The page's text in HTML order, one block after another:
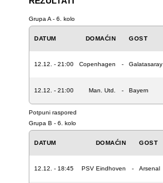
Grupa A - 6. kolo
DATUM DOMAĆIN GOST
12.12. - 21:00 Copenhagen - Galatasaray
12.12. - 21:00 Man. Utd. - Bayern
Potpuni raspored
Grupa B - 6. kolo
DATUM DOMAĆIN GOST
12.12. - 18:45 PSV Eindhoven - Arsenal